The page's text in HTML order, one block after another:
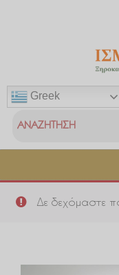
Greek
Δε δεχόμαστε